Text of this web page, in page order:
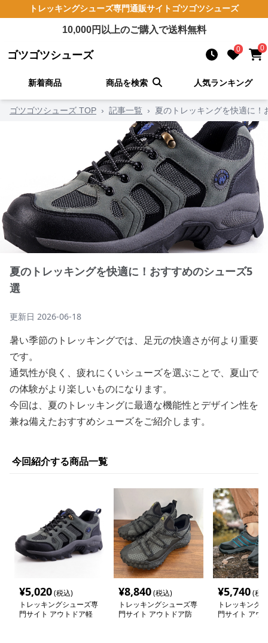
トレッキングシューズ専門通販サイト ゴツゴツシューズ
10,000円以上のご購入で送料無料
ゴツゴツシューズ 0 0
新着商品 商品を検索 人気ランキング
ゴツゴツシューズ TOP › 記事一覧 › 夏のトレッキングを快適に！
夏のトレッキングを快適に！おすすめのシューズ5
選
更新日 2026-06-18
暑い季節のトレッキングでは、足元の快適さが何より重要
です。
通気性が良く、疲れにくいシューズを選ぶことで、夏山で
の体験がより楽しいものになります。
今回は、夏のトレッキングに最適な機能性とデザイン性を
兼ね備えたおすすめシューズをご紹介します。
今回紹介する商品一覧
¥5,020(税込)
トレッキングシューズ専
門サイト アウトドア軽
¥8,840(税込)
トレッキングシューズ専
門サイト アウトドア防
¥5,740(税
トレッキング
門サイト アウ